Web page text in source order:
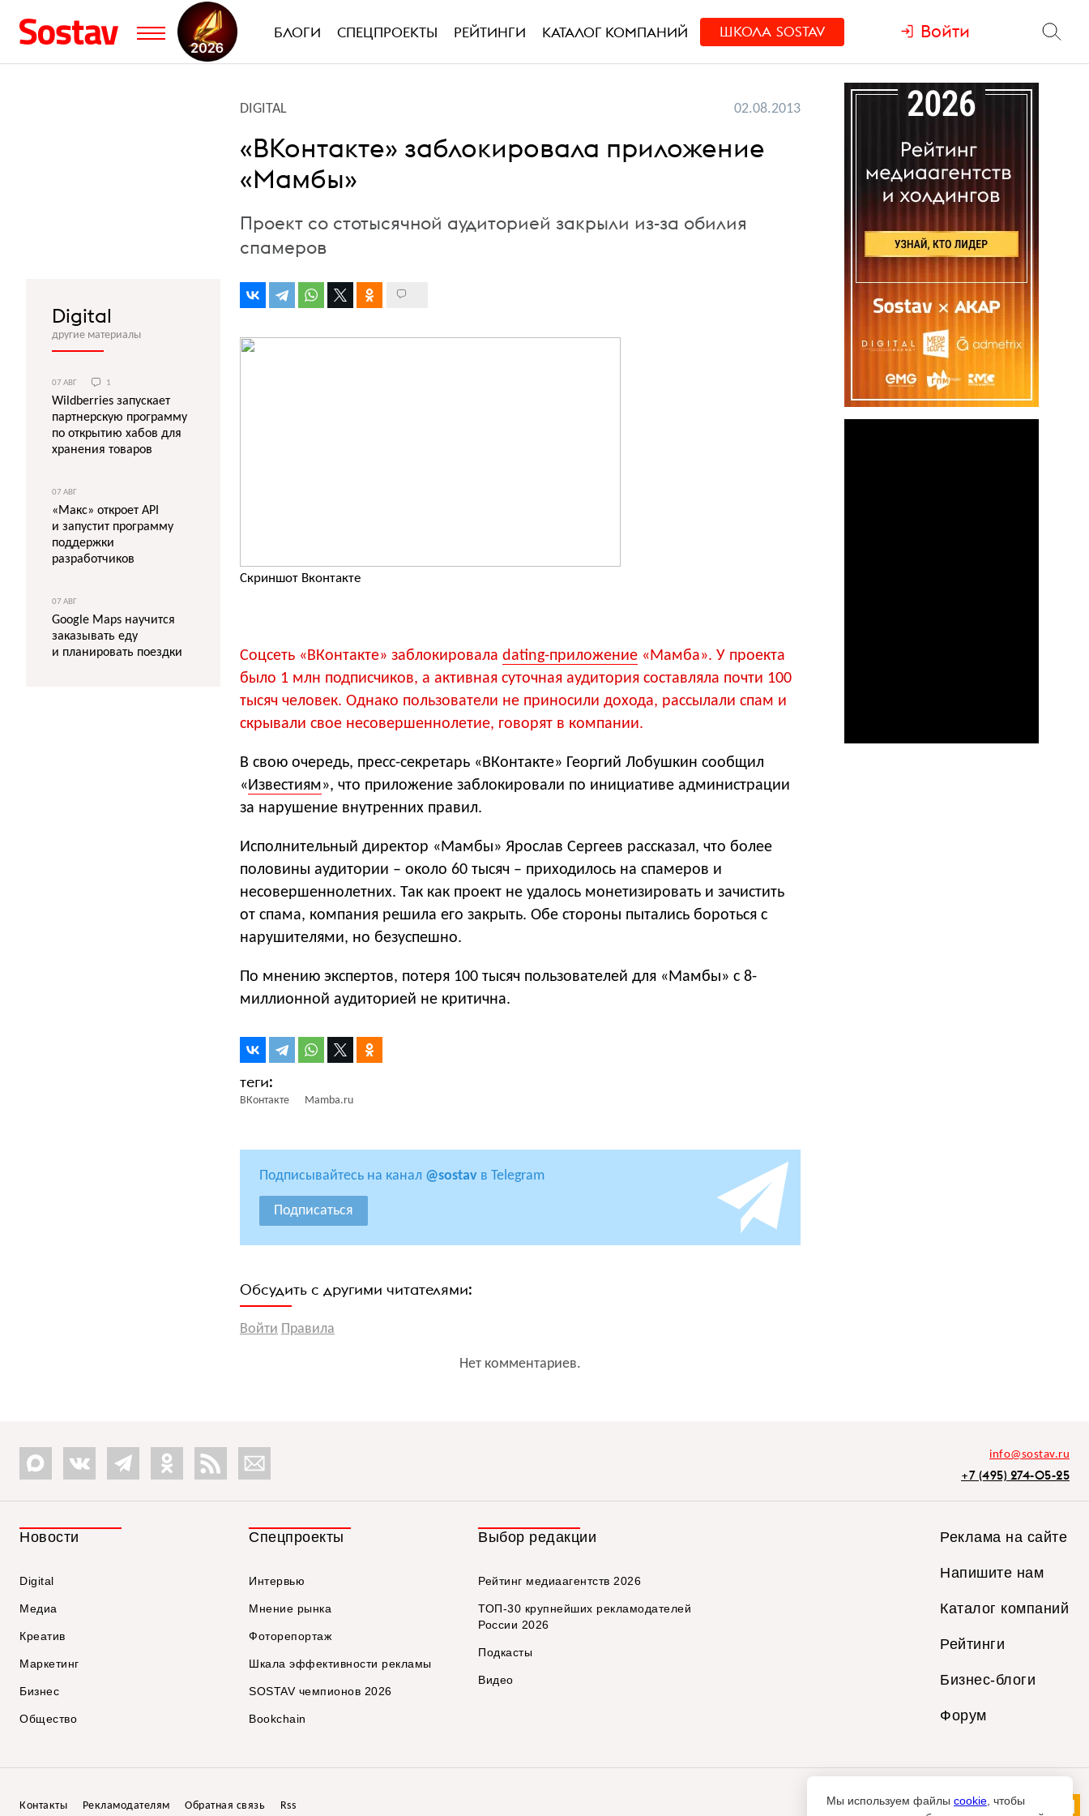
БЛОГИ СПЕЦПРОЕКТЫ РЕЙТИНГИ КАТАЛОГ КОМПАНИЙ ШКОЛА SOSTAV Войти
DIGITAL 02.08.2013
«ВКонтакте» заблокировала приложение
«Мамбы»
Проект со стотысячной аудиторией закрыли из-за обилия
спамеров
Скриншот Вконтакте
Соцсеть «ВКонтакте» заблокировала dating-приложение «Мамба». У проекта
было 1 млн подписчиков, а активная суточная аудитория составляла почти 100
тысяч человек. Однако пользователи не приносили дохода, рассылали спам и
скрывали свое несовершеннолетие, говорят в компании.
В свою очередь, пресс-секретарь «ВКонтакте» Георгий Лобушкин сообщил
«Известиям», что приложение заблокировали по инициативе администрации
за нарушение внутренних правил.
Исполнительный директор «Мамбы» Ярослав Сергеев рассказал, что более
половины аудитории – около 60 тысяч – приходилось на спамеров и
несовершеннолетних. Так как проект не удалось монетизировать и зачистить
от спама, компания решила его закрыть. Обе стороны пытались бороться с
нарушителями, но безуспешно.
По мнению экспертов, потеря 100 тысяч пользователей для «Мамбы» с 8-
миллионной аудиторией не критична.
ВКонтакте Mamba.ru
Подписывайтесь на канал @sostav в Telegram
Подписаться
Обсудить с другими читателями:
Войти Правила
Нет комментариев.
Digital
другие материалы
07 АВГ 1
Wildberries запускает
партнерскую программу
по открытию хабов для
хранения товаров
07 АВГ
«Макс» откроет API
и запустит программу
поддержки
разработчиков
07 АВГ
Google Maps научится
заказывать еду
и планировать поездки
info@sostav.ru
+7 (495) 274-05-25
Новости
Digital
Медиа
Креатив
Маркетинг
Бизнес
Общество
Спецпроекты
Интервью
Мнение рынка
Фоторепортаж
Шкала эффективности рекламы
SOSTAV чемпионов 2026
Bookchain
Выбор редакции
Рейтинг медиаагентств 2026
ТОП-30 крупнейших рекламодателей
России 2026
Подкасты
Видео
Реклама на сайте
Напишите нам
Каталог компаний
Рейтинги
Бизнес-блоги
Форум
Контакты Рекламодателям Обратная связь Rss Мы используем файлы cookie , чтобы